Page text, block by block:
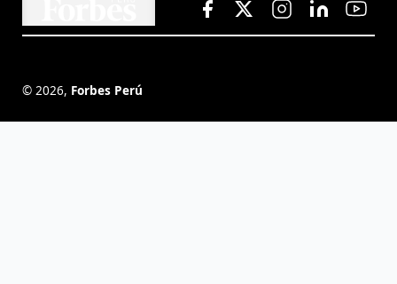
© 2026, Forbes Perú